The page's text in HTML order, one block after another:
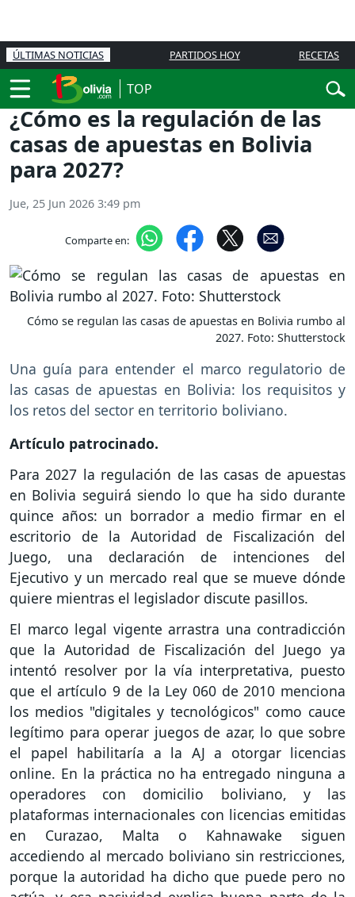
ÚLTIMAS NOTICIAS PARTIDOS HOY RECETAS
TOP
¿Cómo es la regulación de las
casas de apuestas en Bolivia
para 2027?
Jue, 25 Jun 2026 3:49 pm
Comparte en:
Cómo se regulan las casas de apuestas en Bolivia rumbo al
2027. Foto: Shutterstock
Una guía para entender el marco regulatorio de
las casas de apuestas en Bolivia: los requisitos y
los retos del sector en territorio boliviano.
Artículo patrocinado.
Para 2027 la regulación de las casas de apuestas
en Bolivia seguirá siendo lo que ha sido durante
quince años: un borrador a medio firmar en el
escritorio de la Autoridad de Fiscalización del
Juego, una declaración de intenciones del
Ejecutivo y un mercado real que se mueve dónde
quiere mientras el legislador discute pasillos.
El marco legal vigente arrastra una contradicción
que la Autoridad de Fiscalización del Juego ya
intentó resolver por la vía interpretativa, puesto
que el artículo 9 de la Ley 060 de 2010 menciona
los medios "digitales y tecnológicos" como cauce
legítimo para operar juegos de azar, lo que sobre
el papel habilitaría a la AJ a otorgar licencias
online. En la práctica no ha entregado ninguna a
operadores con domicilio boliviano, y las
plataformas internacionales con licencias emitidas
en Curazao, Malta o Kahnawake siguen
accediendo al mercado boliviano sin restricciones,
porque la autoridad ha dicho que puede pero no